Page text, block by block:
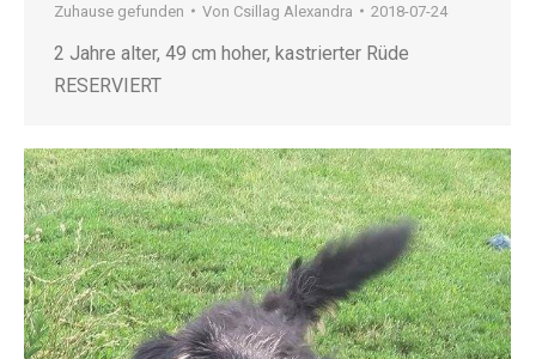
Zuhause gefunden Von Csillag Alexandra 2018-07-24
2 Jahre alter, 49 cm hoher, kastrierter Rüde
RESERVIERT